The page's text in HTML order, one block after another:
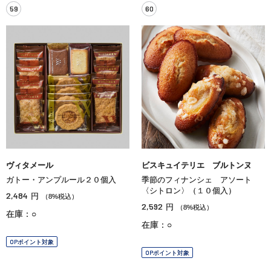
59
ヴィタメール
ガトー・アンプルール２０個入
2,484 円 （8%税込）
在庫：○
OPポイント対象
60
ビスキュイテリエ ブルトンヌ
季節のフィナンシェ アソート
〈シトロン〉（１０個入）
2,592 円 （8%税込）
在庫：○
OPポイント対象